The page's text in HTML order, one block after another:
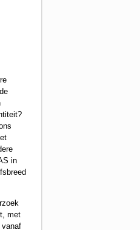
in
met
vanaf